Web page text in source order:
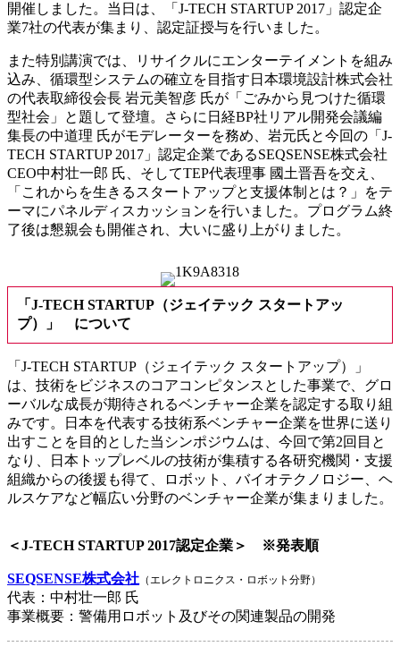
開催しました。当日は、「J-TECH STARTUP 2017」認定企
業7社の代表が集まり、認定証授与を行いました。
また特別講演では、リサイクルにエンターテイメントを組み
込み、循環型システムの確立を目指す日本環境設計株式会社
の代表取締役会長 岩元美智彦 氏が「ごみから見つけた循環
型社会」と題して登壇。さらに日経BP社リアル開発会議編
集長の中道理 氏がモデレーターを務め、岩元氏と今回の「J-
TECH STARTUP 2017」認定企業であるSEQSENSE株式会社
CEO中村壮一郎 氏、そしてTEP代表理事 國土晋吾を交え、
「これからを生きるスタートアップと支援体制とは？」をテ
ーマにパネルディスカッションを行いました。プログラム終
了後は懇親会も開催され、大いに盛り上がりました。
「J-TECH STARTUP（ジェイテック スタートアッ
プ）」 について
「J-TECH STARTUP（ジェイテック スタートアップ）」
は、技術をビジネスのコアコンピタンスとした事業で、グロ
ーバルな成長が期待されるベンチャー企業を認定する取り組
みです。日本を代表する技術系ベンチャー企業を世界に送り
出すことを目的とした当シンポジウムは、今回で第2回目と
なり、日本トップレベルの技術が集積する各研究機関・支援
組織からの後援も得て、ロボット、バイオテクノロジー、ヘ
ルスケアなど幅広い分野のベンチャー企業が集まりました。
＜J-TECH STARTUP 2017認定企業＞ ※発表順
SEQSENSE株式会社 （エレクトロニクス・ロボット分野）
代表：中村壮一郎 氏
事業概要：警備用ロボット及びその関連製品の開発